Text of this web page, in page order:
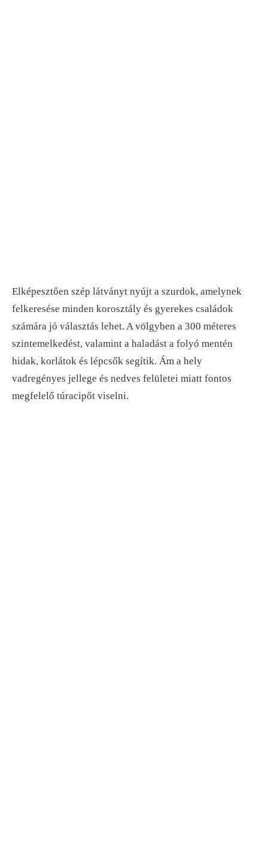
Elképesztően szép látványt nyújt a szurdok, amelynek
felkeresése minden korosztály és gyerekes családok
számára jó választás lehet. A völgyben a 300 méteres
szintemelkedést, valamint a haladást a folyó mentén
hidak, korlátok és lépcsők segítik. Ám a hely
vadregényes jellege és nedves felületei miatt fontos
megfelelő túracipőt viselni.